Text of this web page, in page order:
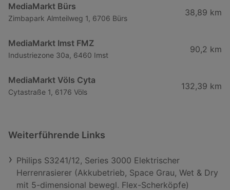
MediaMarkt Bürs
Zimbapark Almteilweg 1, 6706 Bürs
38,89 km
MediaMarkt Imst FMZ
Industriezone 30a, 6460 Imst
90,2 km
MediaMarkt Völs Cyta
Cytastraße 1, 6176 Völs
132,39 km
Weiterführende Links
Philips S3241/12, Series 3000 Elektrischer
Herrenrasierer (Akkubetrieb, Space Grau, Wet & Dry
mit 5-dimensional bewegl. Flex-Scherköpfe)